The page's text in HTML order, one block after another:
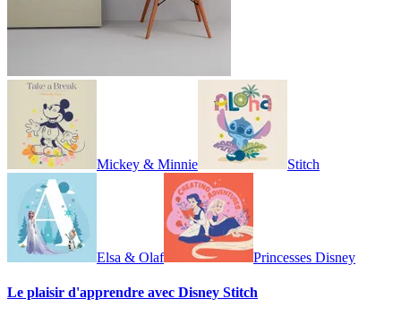
Mickey & Minnie Stitch
Elsa & Olaf Princesses Disney
Le plaisir d'apprendre avec Disney Stitch